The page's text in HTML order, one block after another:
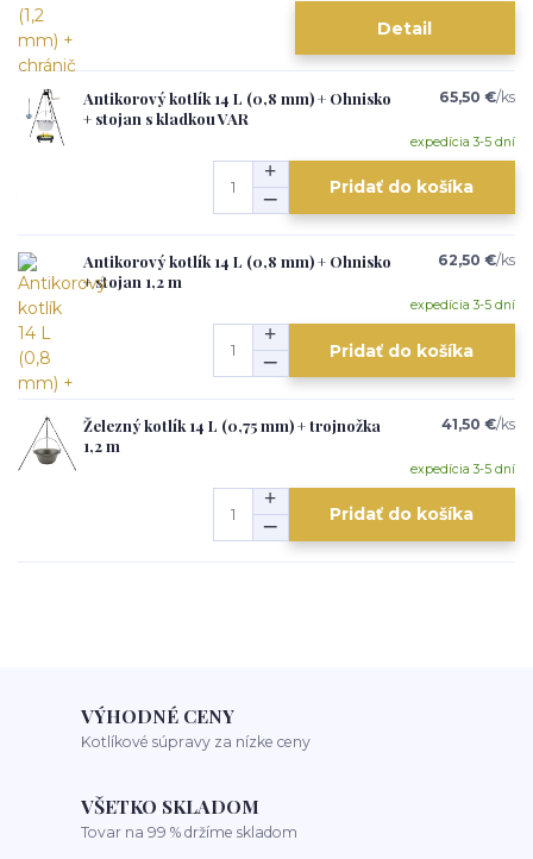
Detail
Antikorový kotlík 14 L (0,8 mm) + Ohnisko
+ stojan s kladkou VAR
65,50 €/ks
expedícia 3-5 dní
Pridať do košíka
Antikorový kotlík 14 L (0,8 mm) + Ohnisko
+ stojan 1,2 m
62,50 €/ks
expedícia 3-5 dní
Pridať do košíka
Železný kotlík 14 L (0,75 mm) + trojnožka
1,2 m
41,50 €/ks
expedícia 3-5 dní
Pridať do košíka
VÝHODNÉ CENY
Kotlíkové súpravy za nízke ceny
VŠETKO SKLADOM
Tovar na 99 % držíme skladom